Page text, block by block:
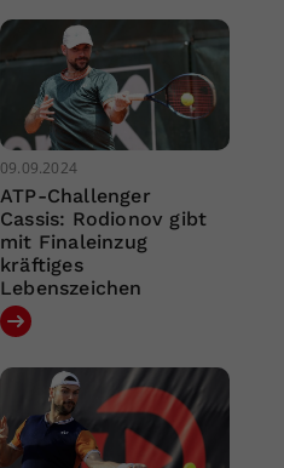
09.09.2024
ATP-Challenger
Cassis: Rodionov gibt
mit Finaleinzug
kräftiges
Lebenszeichen